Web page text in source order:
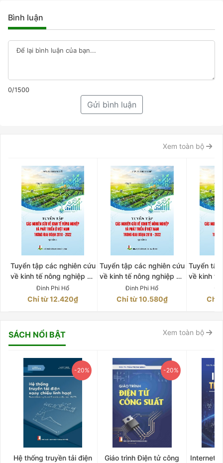
Bình luận
0/1500
Gửi bình luận
Xem toàn bộ
Tuyển tập các nghiên cứu
về kinh tế nông nghiệp và
phát triển ở Việt Nam
trong giai đoạn 2010-
Đinh Phi Hổ
Chỉ từ 12.420₫
Tuyển tập các nghiên cứu
về kinh tế nông nghiệp và
phát triển ở Việt Nam
trong giai đoạn 2010-
Đinh Phi Hổ
Chỉ từ 10.580₫
Tuyển
về kinh tế
phát
trong
Chỉ
SÁCH NỔI BẬT Xem toàn bộ
-20%
Hệ thống truyền tải điện
-20%
Giáo trình Điện tử công
Internet